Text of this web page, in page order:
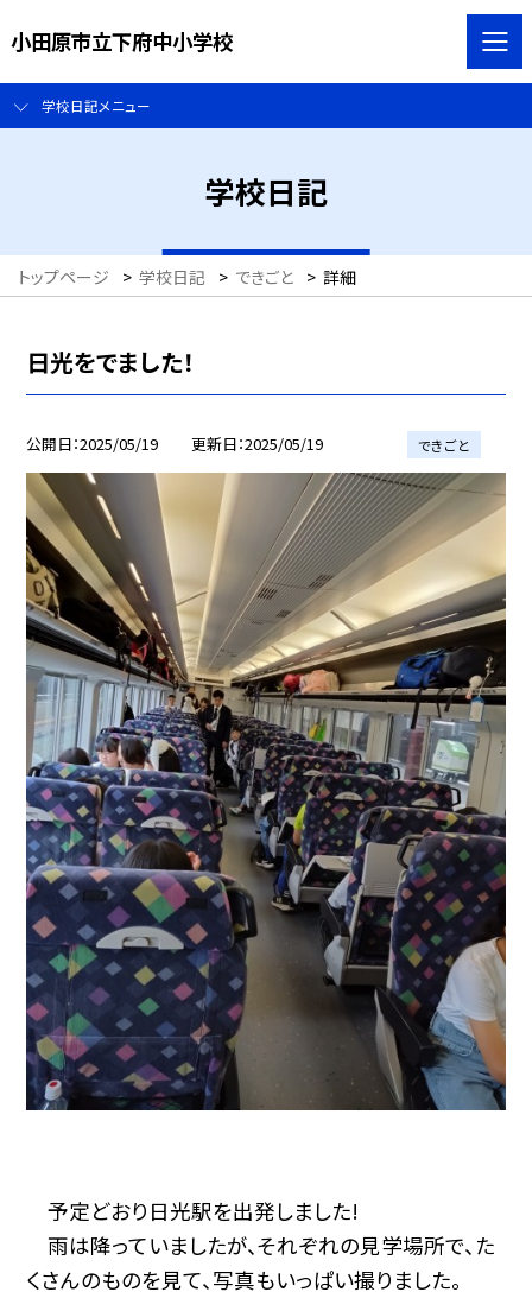
小田原市立下府中小学校
学校日記メニュー
学校日記
トップページ > 学校日記 > できごと > 詳細
日光をでました！
公開日 2025/05/19 更新日 2025/05/19 できごと
予定どおり日光駅を出発しました!
雨は降っていましたが、それぞれの見学場所で、た
くさんのものを見て、写真もいっぱい撮りました。